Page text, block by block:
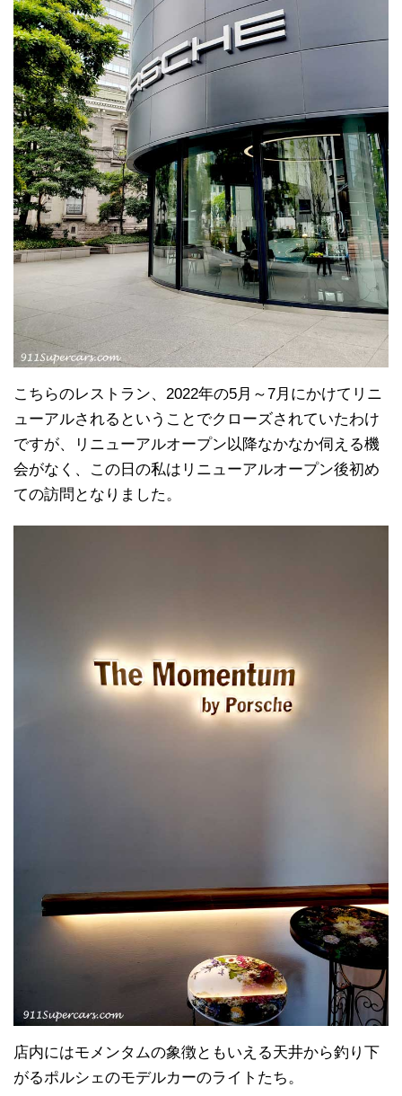
こちらのレストラン、2022年の5月～7月にかけてリニ
ューアルされるということでクローズされていたわけ
ですが、リニューアルオープン以降なかなか伺える機
会がなく、この日の私はリニューアルオープン後初め
ての訪問となりました。
店内にはモメンタムの象徴ともいえる天井から釣り下
がるポルシェのモデルカーのライトたち。